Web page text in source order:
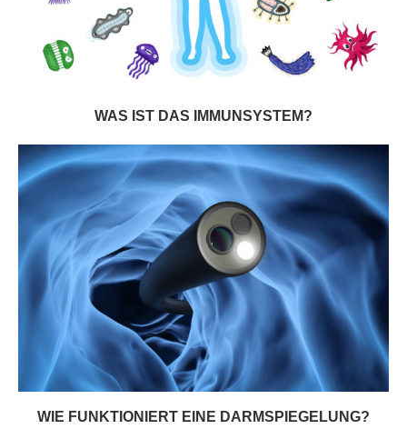
WAS IST DAS IMMUNSYSTEM?
WIE FUNKTIONIERT EINE DARMSPIEGELUNG?